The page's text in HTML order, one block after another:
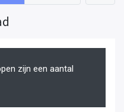
zijn een aantal